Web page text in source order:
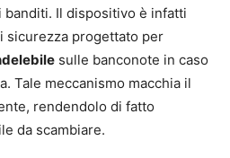
Il dispositivo è infatti
sicurezza progettato per
sulle banconote in caso
Tale meccanismo macchia il
rendendolo di fatto
da scambiare.